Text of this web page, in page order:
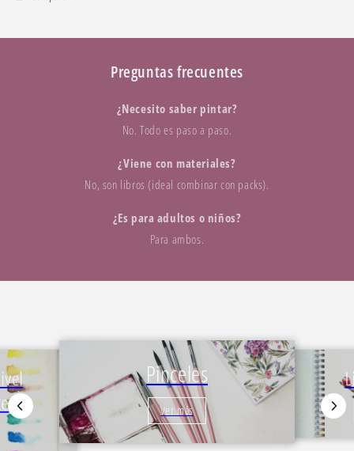
Preguntas frecuentes
¿Necesito saber pintar?
No. Todo es paso a paso.
¿Viene con materiales?
No, son libros (ideal combinar con packs).
¿Es para adultos o niños?
Para ambos.
Pinceles
Ver más